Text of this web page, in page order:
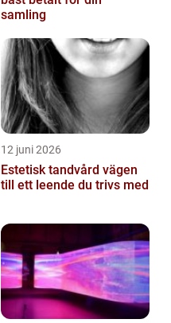
samling
12 juni 2026
Estetisk tandvård vägen
till ett leende du trivs med